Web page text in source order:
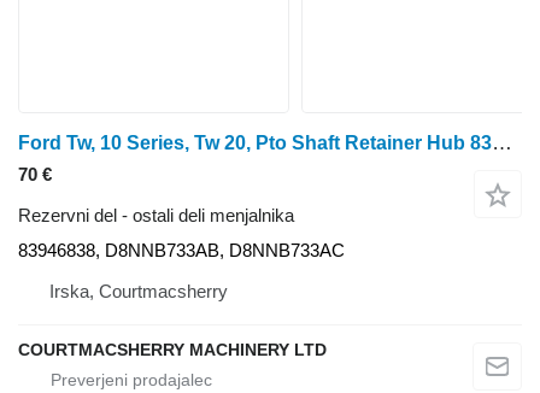
Ford Tw, 10 Series, Tw 20, Pto Shaft Retainer Hub 83946838
70 €
Rezervni del - ostali deli menjalnika
83946838, D8NNB733AB, D8NNB733AC
Irska, Courtmacsherry
COURTMACSHERRY MACHINERY LTD